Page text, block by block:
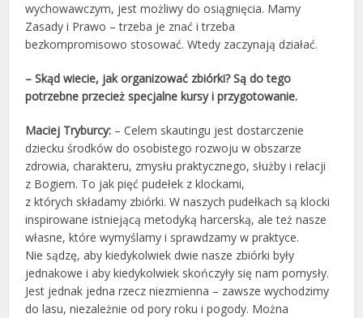
wychowawczym, jest możliwy do osiągnięcia. Mamy
Zasady i Prawo – trzeba je znać i trzeba
bezkompromisowo stosować. Wtedy zaczynają działać.
– Skąd wiecie, jak organizować zbiórki? Są do tego
potrzebne przecież specjalne kursy i przygotowanie.
Maciej Tryburcy: – Celem skautingu jest dostarczenie
dziecku środków do osobistego rozwoju w obszarze
zdrowia, charakteru, zmysłu praktycznego, służby i relacji
z Bogiem. To jak pięć pudełek z klockami,
z których składamy zbiórki. W naszych pudełkach są klocki
inspirowane istniejącą metodyką harcerską, ale też nasze
własne, które wymyślamy i sprawdzamy w praktyce.
Nie sądzę, aby kiedykolwiek dwie nasze zbiórki były
jednakowe i aby kiedykolwiek skończyły się nam pomysły.
Jest jednak jedna rzecz niezmienna – zawsze wychodzimy
do lasu, niezależnie od pory roku i pogody. Można